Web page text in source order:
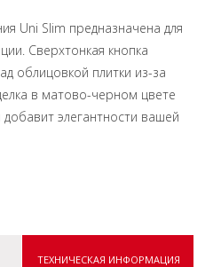
Uni Slim предназначена для
Сверхтонкая кнопка
облицовкой плитки из-за
в матово-черном цвете
элегантности вашей
ТЕХНИЧЕСКАЯ ИНФОРМАЦИЯ